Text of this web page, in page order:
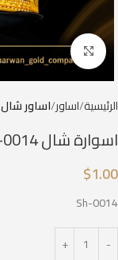
Click to enlarge
الرئيسية اساور اساور شال
اسوارة شال ShB-0014
$1.00
Sh-0014